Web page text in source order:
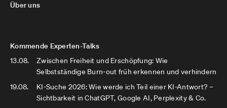
Über uns
Kommende Experten-Talks
13.08.
Zwischen Freiheit und Erschöpfung: Wie
Selbstständige Burn-out früh erkennen und verhindern
19.08.
KI-Suche 2026: Wie werde ich Teil einer KI-Antwort? –
Sichtbarkeit in ChatGPT, Google AI, Perplexity & Co.